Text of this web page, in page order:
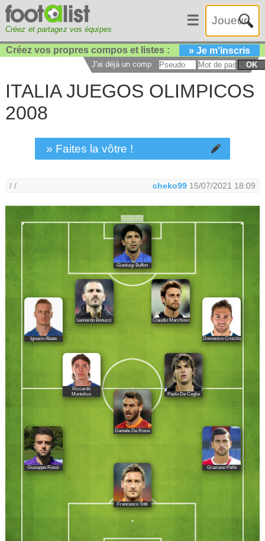
Créez et partagez vos équipes
☰
Créez vos propres compos et listes : » Je m'inscris
J'ai déjà un compte : OK
ITALIA JUEGOS OLIMPICOS
2008
» Faites la vôtre !
/ / cheko99 15/07/2021 18:09
Gianluigi Buffon
Ignazio Abate
Leonardo Bonucci Claudio Marchisio
Domenico Criscito
Riccardo
Montolivo
Paolo De Ceglie
Daniele De Rossi
Graziano Pellè
Giuseppe Rossi
Francesco Totti